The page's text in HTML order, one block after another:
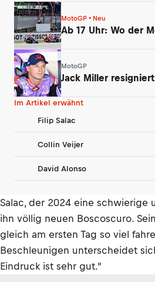
MotoGP • Neu
Ab 17 Uhr: Wo der
MotoGP
Jack Miller
Im Artikel erwähnt
Filip Salac
Collin Veijer
David Alonso
Salac, der 2024 eine schwierige
ihn völlig neuen Boscoscuro.
gleich am ersten Tag so viel
Beschleunigen unterscheidet
Eindruck ist sehr gut."